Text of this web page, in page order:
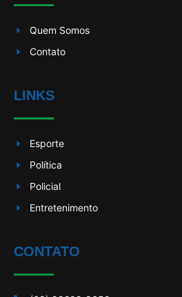
Quem Somos
Contato
LINKS
Esporte
Política
Policial
Entretenimento
CONTATO